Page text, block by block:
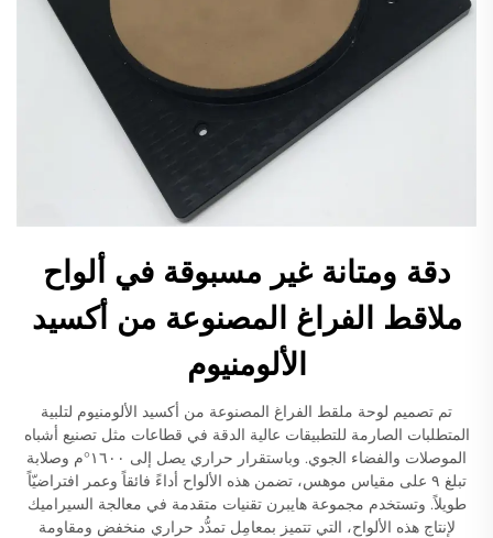
دقة ومتانة غير مسبوقة في ألواح
ملاقط الفراغ المصنوعة من أكسيد
الألومنيوم
تم تصميم لوحة ملقط الفراغ المصنوعة من أكسيد الألومنيوم لتلبية
المتطلبات الصارمة للتطبيقات عالية الدقة في قطاعات مثل تصنيع أشباه
الموصلات والفضاء الجوي. وباستقرار حراري يصل إلى ١٦٠٠°م وصلابة
تبلغ ٩ على مقياس موهس، تضمن هذه الألواح أداءً فائقاً وعمر افتراضيّاً
طويلاً. وتستخدم مجموعة هايبرن تقنيات متقدمة في معالجة السيراميك
لإنتاج هذه الألواح، التي تتميز بمعامِل تمدُّد حراري منخفض ومقاومة